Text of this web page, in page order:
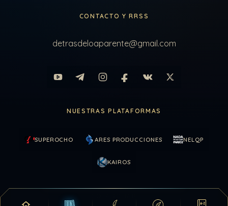
CONTACTO Y RRSS
detrasdeloaparente@gmail.com
NUESTRAS PLATAFORMAS
SUPEROCHO ARES PRODUCCIONES NELQP
KAIROS